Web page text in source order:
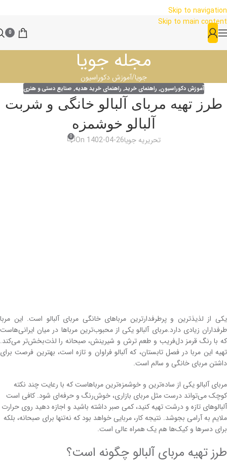
Skip to navigation
Skip to main content
0
مجله جویا
جویا آموزش دکوراسیون
آموزش دکوراسیون, راهنمای خرید, راهنمای خرید هدیه, صنایع دستی و هنری
طرز تهیه مربای آلبالو خانگی و شربت
آلبالو خوشمزه
تحریریه جویاOn 1402-04-26
0
یکی از لذیذترین و پرطرفدارترین مرباهای خانگی مربای آلبالو است. این مربا
طرفداران زیادی دارد.مربای آلبالو یکی از محبوب‌ترین مرباها در میان ایرانی‌هاست
که با رنگ قرمز دل‌فریب و طعم ترش و شیرینش، صبحانه را لذت‌بخش‌تر می‌کند.
تهیه این مربا در فصل تابستان، که آلبالو فراوان و تازه است، بهترین فرصت برای
داشتن مربای خانگی و سالم است.
مربای آلبالو یکی از ساده‌ترین و خوشمزه‌ترین مرباهاست که با رعایت چند نکته
کوچک می‌تواند درست مثل مربای بازاری، خوش‌رنگ و حرفه‌ای شود. کافی است
آلبالوهای تازه و درشت تهیه کنید، کمی صبر داشته باشید و اجازه دهید روی حرارت
ملایم به آرامی بجوشد. نتیجه کار، مربایی خواهد بود که نه‌تنها برای صبحانه، بلکه
برای دسرها و کیک‌ها هم یک همراه عالی است.
طرز تهیه مربای آلبالو چگونه است؟